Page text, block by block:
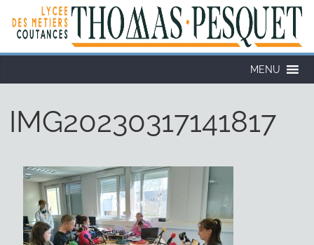
MENU
IMG20230317141817